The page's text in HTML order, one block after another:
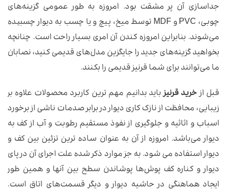
جداسازی آن پر مشقت بود. امروزه به طور عمومی گزینه‌های
چوبی، PVC و MDF توسط میخ، پیچ و یا چسب به دیوار چسبیده
می‌شوند. بنابراین امروزه کندن آن امری بسیار راحت است. چنانچه
‌بخواهید گزینه‌های جدید را جایگزین مدل‌های قدیمی کنید، نصابان
ما می‌توانند برای شما قرنیز قدیمی را بکنند.
قبل ازخرید قرنیزباید بدانیم مهم ترین کاربرد محصولات علاوه بر
زیبایی، محافظت از نازک کاری دیوار در برابر صدمات ناشی از برخورد
اسباب و اثاثیه و جلوگیری از نفوذ مستقیم رطوبت و آب از کف به
دیوار می‌باشد. امروزه از آن به عنوان ساده ترین تزئین بین کف و
دیوار استفاده می شود. به جز موارد ذکر شده علت اجرای آن در پای
دیوار و کناره کف پوش‌ها پوشاندن سطح بین آنها و همین طور
ایجاد هماهنگی در حاشیه دیوار و دیگر قسمت‌های اتاق است.